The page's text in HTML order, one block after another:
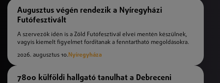
Augusztus végén rendezik a Nyíregyházi
Futófesztivált
A szervezők idén is a Zöld Futófesztivál elvei mentén készülnek,
vagyis kiemelt figyelmet fordítanak a fenntartható megoldásokra.
2026. augusztus 10. Nyíregyháza
7800 külföldi hallgató tanulhat a Debreceni